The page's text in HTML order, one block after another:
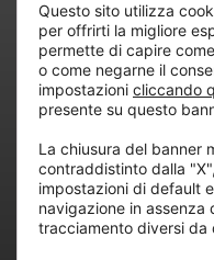
all’attività di
Informatica”
REA: MI – 194005, P.
rights reserved.
Questo sito utilizza
per offrirti la migliore
permette di capire
o come negarne il
impostazioni cliccando
presente su questo
La chiusura del banner
contraddistinto dalla
impostazioni di default
navigazione in
tracciamento diversi da